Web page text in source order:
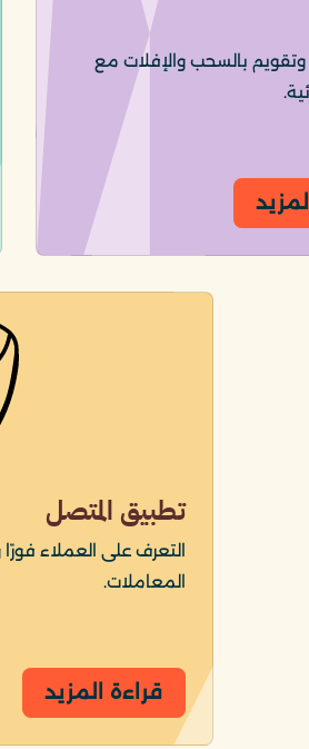
بالسحب والإفلات مع
تطبيق المتصل
التعرف على العملاء
المعاملات.
قراءة المزيد